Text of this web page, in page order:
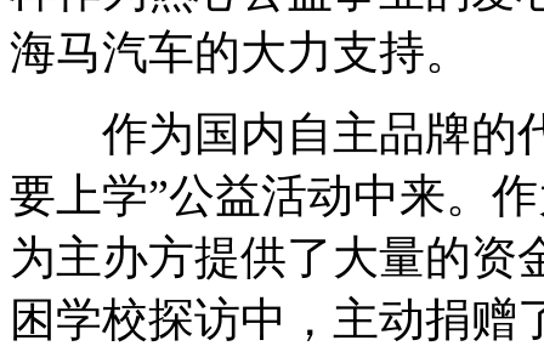
海马汽车的大力支持。
作为国内自主品牌的
要上学”公益活动中来。
为主办方提供了大量的资
困学校探访中，主动捐赠